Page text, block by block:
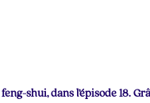
shui, dans l’épisode 18.